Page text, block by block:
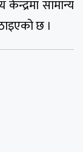
सामान्य
छ ।